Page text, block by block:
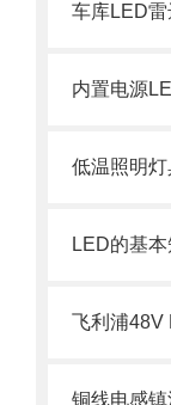
低温照明灯
LED的基